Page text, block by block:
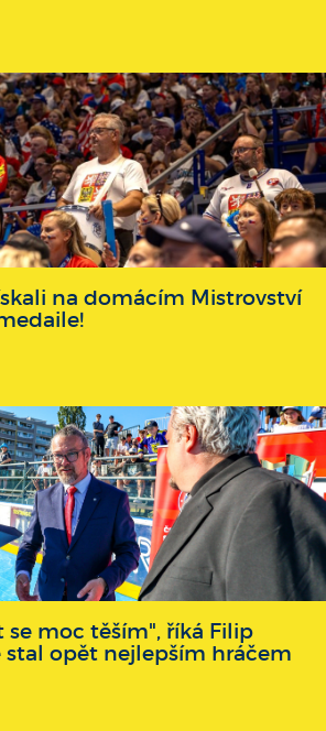
na domácím Mistrovství
se moc těším", říká Filip
stal opět nejlepším hráčem